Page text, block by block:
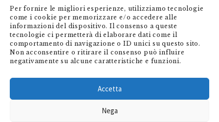
Per fornire le migliori esperienze, utilizziamo tecnologie
come i cookie per memorizzare e/o accedere alle
informazioni del dispositivo. Il consenso a queste
tecnologie ci permetterà di elaborare dati come il
comportamento di navigazione o ID unici su questo sito.
Non acconsentire o ritirare il consenso può influire
negativamente su alcune caratteristiche e funzioni.
Accetta
Nega
Spese di spedizione
Politica dei resi
Informativa sulla privacy
Il mio account
Carrello
Via Giovanni Antonio Orelli 29
Casella postale 563